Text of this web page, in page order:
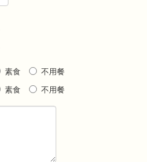
素食
不用餐
素食 不用餐